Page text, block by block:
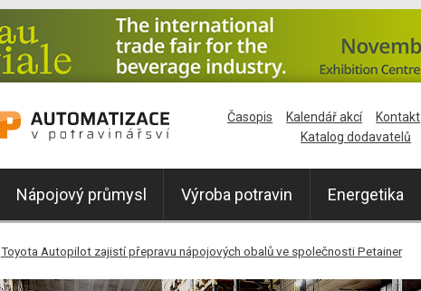
Nápojový průmysl Výroba potravin Energetika
Časopis Kalendář akcí Kontakt
Katalog dodavatelů
Toyota Autopilot zajistí přepravu nápojových obalů ve společnosti Petainer